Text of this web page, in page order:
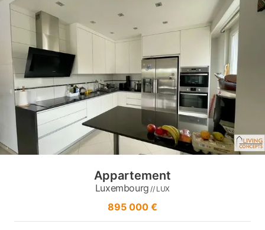
Appartement
Luxembourg // LUX
895 000 €